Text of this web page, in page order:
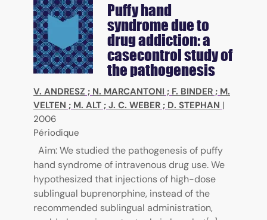
Puffy hand
syndrome due to
drug addiction: a
casecontrol study of
the pathogenesis
V. ANDRESZ ; N. MARCANTONI ; F. BINDER ; M.
VELTEN ; M. ALT ; J. C. WEBER ; D. STEPHAN |
2006
Périodique
Aim: We studied the pathogenesis of puffy
hand syndrome of intravenous drug use. We
hypothesized that injections of high-dose
sublingual buprenorphine, instead of the
recommended sublingual administration,